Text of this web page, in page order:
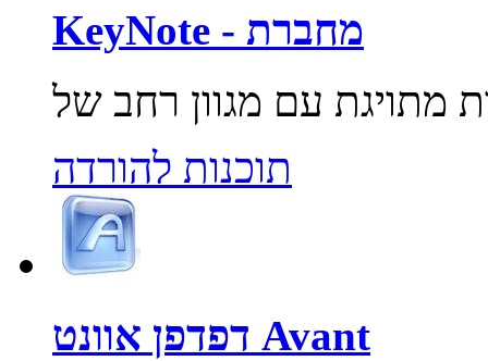
KeyNote - מחברת
תוכנות להורדה
דפדפן אוונט Avant